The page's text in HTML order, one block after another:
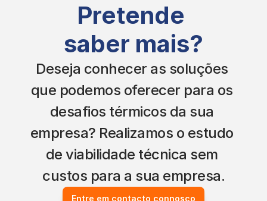
Pretende
saber mais?
Deseja conhecer as soluções
que podemos oferecer para os
desafios térmicos da sua
empresa? Realizamos o estudo
de viabilidade técnica sem
custos para a sua empresa.
Entre em contacto connosco